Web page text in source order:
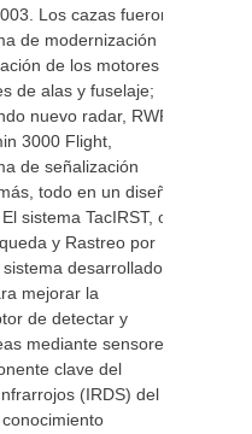
Los cazas fueron
de modernización
de los motores
de alas y fuselaje;
nuevo radar, RWR,
3000 Flight,
de señalización
todo en un diseño
sistema TacIRST, o
y Rastreo por
desarrollado
mejorar la
de detectar y
mediante sensores
clave del
(IRDS) del F-